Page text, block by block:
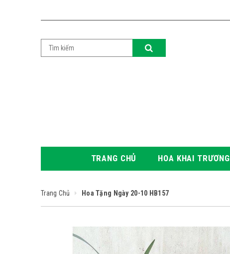
TRANG CHỦ HOA KHAI TRƯƠNG
Trang Chủ Hoa Tặng Ngày 20-10 HB157